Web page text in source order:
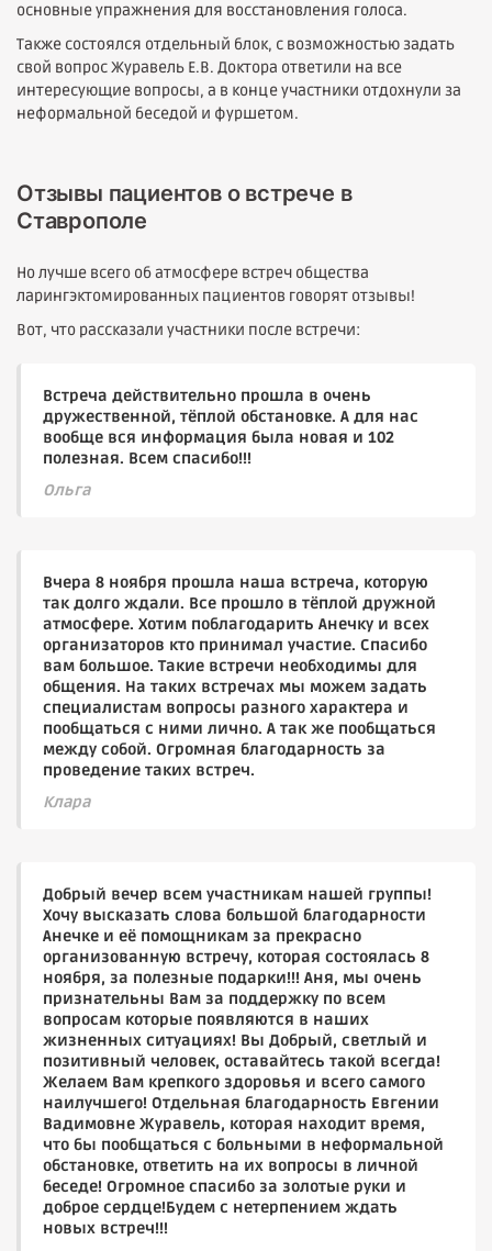
основные упражнения для восстановления голоса.
Также состоялся отдельный блок, с возможностью задать
свой вопрос Журавель Е.В. Доктора ответили на все
интересующие вопросы, а в конце участники отдохнули за
неформальной беседой и фуршетом.
Отзывы пациентов о встрече в
Ставрополе
Но лучше всего об атмосфере встреч общества
ларингэктомированных пациентов говорят отзывы!
Вот, что рассказали участники после встречи:
Встреча действительно прошла в очень
дружественной, тёплой обстановке. А для нас
вообще вся информация была новая и 102
полезная. Всем спасибо!!!
Ольга
Вчера 8 ноября прошла наша встреча, которую
так долго ждали. Все прошло в тёплой дружной
атмосфере. Хотим поблагодарить Анечку и всех
организаторов кто принимал участие. Спасибо
вам большое. Такие встречи необходимы для
общения. На таких встречах мы можем задать
специалистам вопросы разного характера и
пообщаться с ними лично. А так же пообщаться
между собой. Огромная благодарность за
проведение таких встреч.
Клара
Добрый вечер всем участникам нашей группы!
Хочу высказать слова большой благодарности
Анечке и её помощникам за прекрасно
организованную встречу, которая состоялась 8
ноября, за полезные подарки!!! Аня, мы очень
признательны Вам за поддержку по всем
вопросам которые появляются в наших
жизненных ситуациях! Вы Добрый, светлый и
позитивный человек, оставайтесь такой всегда!
Желаем Вам крепкого здоровья и всего самого
наилучшего! Отдельная благодарность Евгении
Вадимовне Журавель, которая находит время,
что бы пообщаться с больными в неформальной
обстановке, ответить на их вопросы в личной
беседе! Огромное спасибо за золотые руки и
доброе сердце!Будем с нетерпением ждать
новых встреч!!!